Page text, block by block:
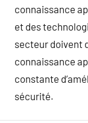
connaissance
et des
secteur doivent
connaissance
constante
sécurité.